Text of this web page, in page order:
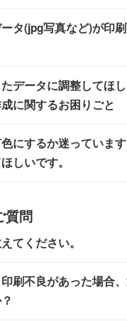
れば、弊社にて無料で
いたします。
フォームにアップロー
経験豊富なスタッフが
ェックし、お客様と確
すので、ご安心くださ
入稿用テンプレートの
品ページの『印刷方法
ンプレートはPDF形式
Photoshopで開いてご利
認ください。
タ(jpg写真など)が印
たデータ・解像度かど
前に確認いたします。
ただくか、担当スタッ
ださい。
さい。
用データの作り方に関
データに調整してほ
に関するお困りごと
でお困りの際には、担
たしますのでお気軽に
てお送りください。
い画像や、手書きのイ
刷に適したベクターデ
にするか迷っていま
しいです。
注文・
きますと、担当スタッ
品の本体色を確認し、
ラック、ネイビーなど
色の印刷色をおすすめ
質問
てください。
日の10:00～18:00で、
ます。注文・見積・お
刷不良があった場合